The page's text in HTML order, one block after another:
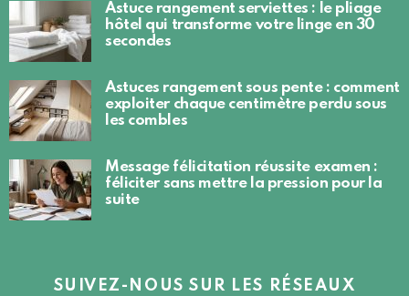
Astuce rangement serviettes : le pliage
hôtel qui transforme votre linge en 30
secondes
Astuces rangement sous pente : comment
exploiter chaque centimètre perdu sous
les combles
Message félicitation réussite examen :
féliciter sans mettre la pression pour la
suite
SUIVEZ-NOUS SUR LES RÉSEAUX